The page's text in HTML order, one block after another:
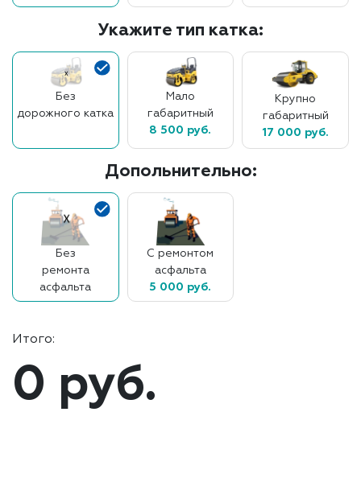
Укажите тип катка:
Без
дорожного катка
Мало
габаритный
8 500 руб.
Крупно
габаритный
17 000 руб.
Допольнительно:
Без
ремонта
асфальта
С ремонтом
асфальта
5 000 руб.
Итого:
0 руб.